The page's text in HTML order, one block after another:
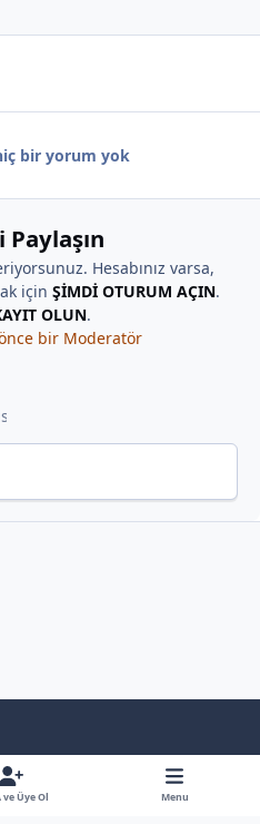
bir yorum yok
Hesabınız varsa,
için ŞİMDİ OTURUM AÇIN.
OLUN.
bir Moderatör
y
o
ve Üye Ol Menu